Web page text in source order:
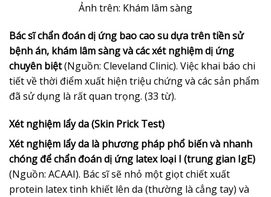
Ảnh trên: Khám lâm sàng
Bác sĩ chẩn đoán dị ứng bao cao su dựa trên tiền sử
bệnh án, khám lâm sàng và các xét nghiệm dị ứng
chuyên biệt(Nguồn: Cleveland Clinic). Việc khai báo chi
tiết về thời điểm xuất hiện triệu chứng và các sản phẩm
đã sử dụng là rất quan trọng. (33 từ).
Xét nghiệm lẩy da (Skin Prick Test)
Xét nghiệm lẩy da là phương pháp phổ biến và nhanh
chóng để chẩn đoán dị ứng latex loại I (trung gian IgE)
(Nguồn: ACAAI). Bác sĩ sẽ nhỏ một giọt chiết xuất
protein latex tinh khiết lên da (thường là cẳng tay) và